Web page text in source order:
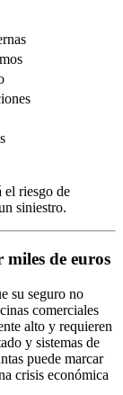
el riesgo de
siniestro.
de euros
su seguro no
comerciales
alto y requieren
y sistemas de
puede marcar
crisis económica